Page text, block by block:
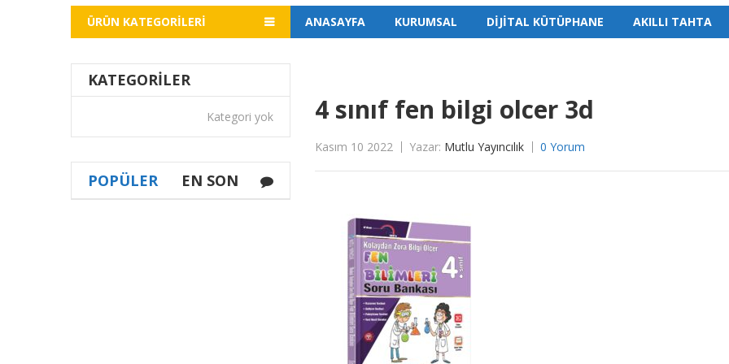
ÜRÜN KATEGORILERI ANASAYFA KURUMSAL DİJİTAL KÜTÜPHANE AKILLI TAHTA
KATEGORILER
Kategori yok
POPÜLER EN SON
4 sınıf fen bilgi olcer 3d
Kasım 10 2022 Yazar: Mutlu Yayıncılık 0 Yorum